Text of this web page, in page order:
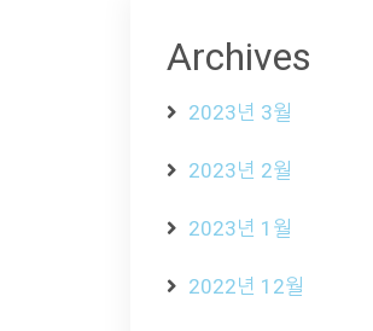
Archives
2023년 3월
2023년 2월
2023년 1월
2022년 12월